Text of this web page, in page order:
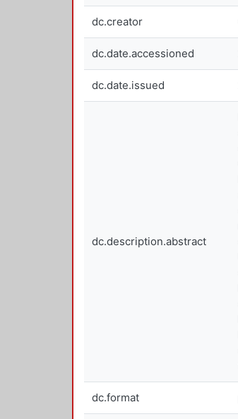
dc.creator
dc.date.accessioned
dc.date.issued
dc.description.abstract
dc.format